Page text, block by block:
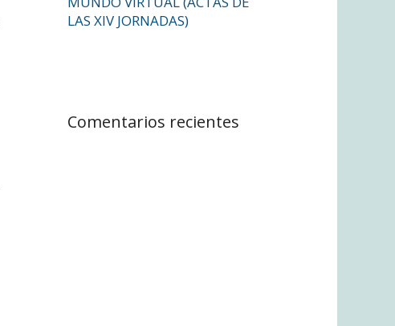
LAS XIV JORNADAS)
Comentarios recientes